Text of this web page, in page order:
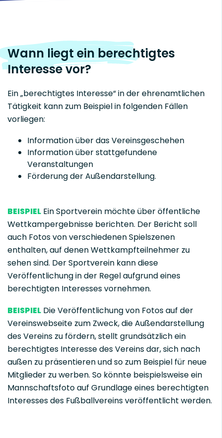
Wann liegt ein berechtigtes
Interesse vor?
Ein „berechtigtes Interesse“ in der ehrenamtlichen
Tätigkeit kann zum Beispiel in folgenden Fällen
vorliegen:
Information über das Vereinsgeschehen
Information über stattgefundene
Veranstaltungen
Förderung der Außendarstellung.
BEISPIEL Ein Sportverein möchte über öffentliche
Wettkampergebnisse berichten. Der Bericht soll
auch Fotos von verschiedenen Spielszenen
enthalten, auf denen Wettkampfteilnehmer zu
sehen sind. Der Sportverein kann diese
Veröffentlichung in der Regel aufgrund eines
berechtigten Interesses vornehmen.
BEISPIEL Die Veröffentlichung von Fotos auf der
Vereinswebseite zum Zweck, die Außendarstellung
des Vereins zu fördern, stellt grundsätzlich ein
berechtigtes Interesse des Vereins dar, sich nach
außen zu präsentieren und so zum Beispiel für neue
Mitglieder zu werben. So könnte beispielsweise ein
Mannschaftsfoto auf Grundlage eines berechtigten
Interesses des Fußballvereins veröffentlicht werden.